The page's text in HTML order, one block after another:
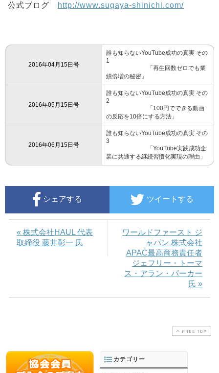
公式ブログ http://www.sugaya-shinichi.com/
2016年04月15日号
誰も知らないYouTube成功の真実 その
1
「再生回数ゼロでも業
績倍増の秘密」
2016年05月15日号
誰も知らないYouTube成功の真実 その
2
「100円でできる動画
の反応を10倍にする方法」
2016年06月15日号
誰も知らないYouTube成功の真実 その
3
「YouTube実践成功企
業に共通する継続習慣化実現の理由」
シェアする ツイートする
« 株式会社HAUL 代表
取締役 藤井彰一 氏
ワールドファースト ジ
ャパン 株式会社
APAC最高商務責任者
ジェフリー・トーマ
ス・アラン・パーカー
氏 »
PAGE TOP
カテゴリー